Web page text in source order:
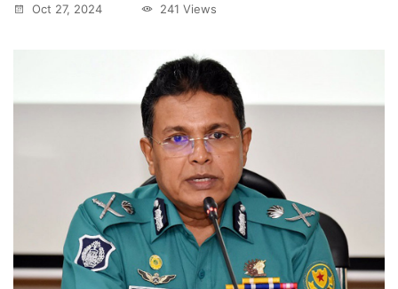
Oct 27, 2024
241 Views